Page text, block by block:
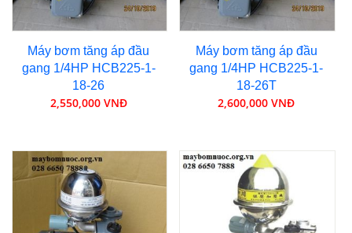
Máy bơm tăng áp đầu
gang 1/4HP HCB225-1-
18-26
2,550,000 VNĐ
Máy bơm tăng áp đầu
gang 1/4HP HCB225-1-
18-26T
2,600,000 VNĐ